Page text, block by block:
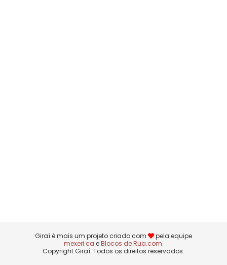
Giraí é mais um projeto criado com
pela equipe
mexeri.ca eBlocos de Rua.com.
Copyright Giraí. Todos os direitos reservados.